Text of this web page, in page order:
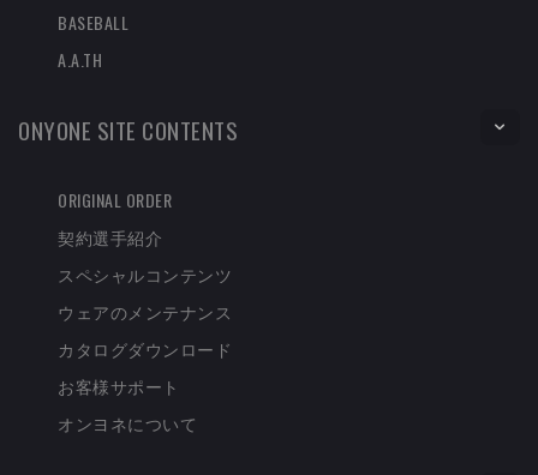
BASEBALL
A.A.TH
ONYONE SITE CONTENTS
ORIGINAL ORDER
契約選手紹介
スペシャルコンテンツ
ウェアのメンテナンス
カタログダウンロード
お客様サポート
オンヨネについて